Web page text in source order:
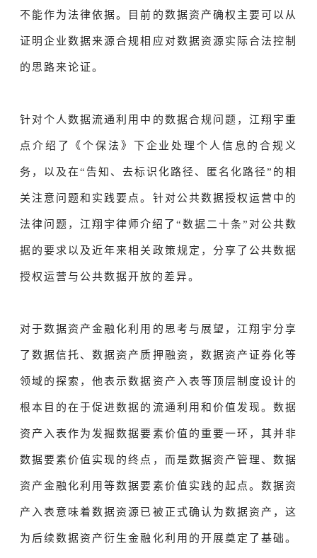
不能作为法律依据。目前的数据资产确权主要可以从
证明企业数据来源合规相应对数据资源实际合法控制
的思路来论证。
针对个人数据流通利用中的数据合规问题，江翔宇重
点介绍了《个保法》下企业处理个人信息的合规义
务，以及在“告知、去标识化路径、匿名化路径”的相
关注意问题和实践要点。针对公共数据授权运营中的
法律问题，江翔宇律师介绍了“数据二十条”对公共数
据的要求以及近年来相关政策规定，分享了公共数据
授权运营与公共数据开放的差异。
对于数据资产金融化利用的思考与展望，江翔宇分享
了数据信托、数据资产质押融资，数据资产证券化等
领域的探索，他表示数据资产入表等顶层制度设计的
根本目的在于促进数据的流通利用和价值发现。数据
资产入表作为发掘数据要素价值的重要一环，其并非
数据要素价值实现的终点，而是数据资产管理、数据
资产金融化利用等数据要素价值实践的起点。数据资
产入表意味着数据资源已被正式确认为数据资产，这
为后续数据资产衍生金融化利用的开展奠定了基础。